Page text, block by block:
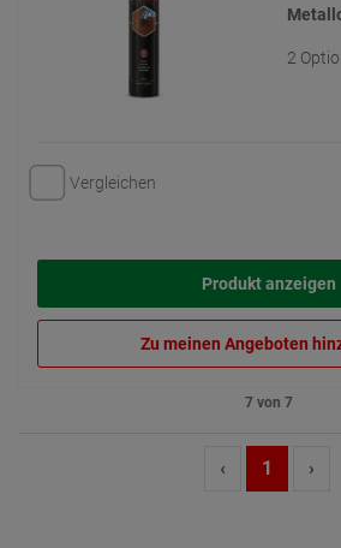
2
Vergleichen
Produkt anzeigen
Zu meinen Angeboten
7 von 7
‹ 1 ›